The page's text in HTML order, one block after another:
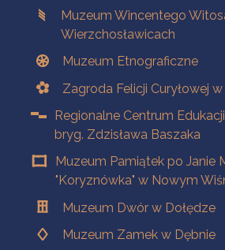
Muzeum Wincentego
Wierzchosławicach
Muzeum Etnograficzne
Zagroda Felicji Curyłowej
Regionalne Centrum
bryg. Zdzisława Baszaka
Muzeum Pamiątek po Janie
"Koryznówka" w Nowym
Muzeum Dwór w Dołędze
Muzeum Zamek w Dębnie